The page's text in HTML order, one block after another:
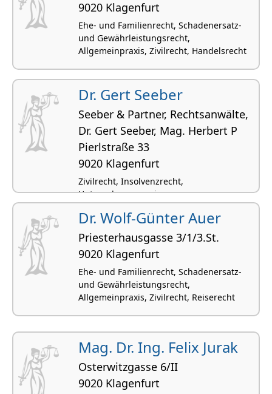
9020 Klagenfurt
Ehe- und Familienrecht, Schadenersatz-
und Gewährleistungsrecht,
Allgemeinpraxis, Zivilrecht, Handelsrecht
Dr. Gert Seeber
Seeber & Partner, Rechtsanwälte,
Dr. Gert Seeber, Mag. Herbert P
Pierlstraße 33
9020 Klagenfurt
Zivilrecht, Insolvenzrecht,
Unternehmenssanierungen,
Verwaltungsrecht,
Wohnungseigentumsrecht
Dr. Wolf-Günter Auer
Priesterhausgasse 3/1/3.St.
9020 Klagenfurt
Ehe- und Familienrecht, Schadenersatz-
und Gewährleistungsrecht,
Allgemeinpraxis, Zivilrecht, Reiserecht
Mag. Dr. Ing. Felix Jurak
Osterwitzgasse 6/II
9020 Klagenfurt